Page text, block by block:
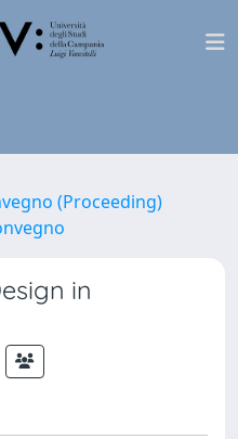
(Proceeding)
in